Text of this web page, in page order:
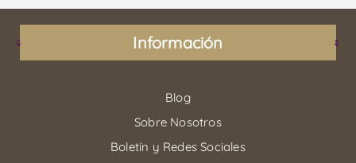
Información
Blog
Sobre Nosotros
Boletín y Redes Sociales